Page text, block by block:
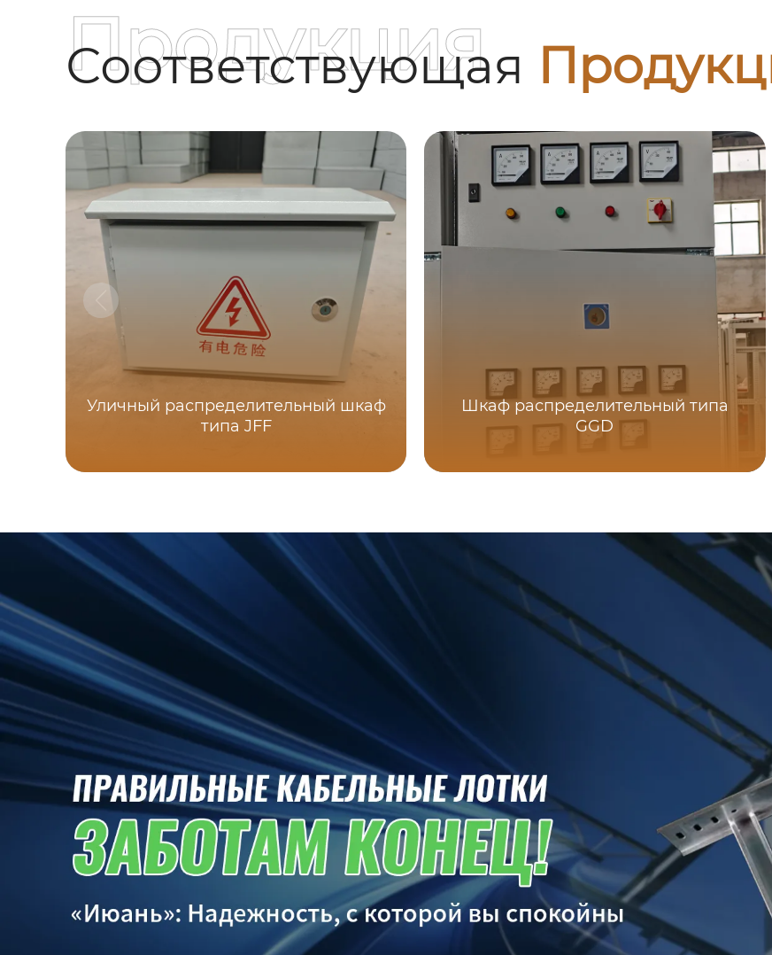
Соответствующая
Продукция
Уличный распределительный шкаф
типа JFF
Шкаф распределительный типа
GGD